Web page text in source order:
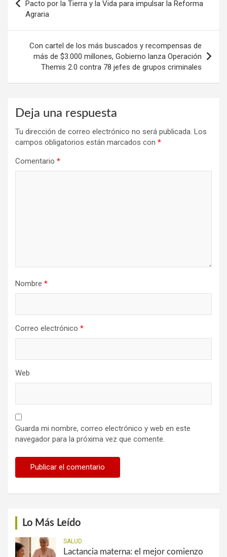
entradas
Pacto por la Tierra y la Vida para impulsar la Reforma
Agraria
Con cartel de los más buscados y recompensas de
más de $3.000 millones, Gobierno lanza Operación
Themis 2.0 contra 78 jefes de grupos criminales
Deja una respuesta
Tu dirección de correo electrónico no será publicada. Los
campos obligatorios están marcados con *
Comentario *
Nombre *
Correo electrónico *
Web
Guarda mi nombre, correo electrónico y web en este
navegador para la próxima vez que comente.
Lo Más Leído
SALUD
Lactancia materna: el mejor comienzo